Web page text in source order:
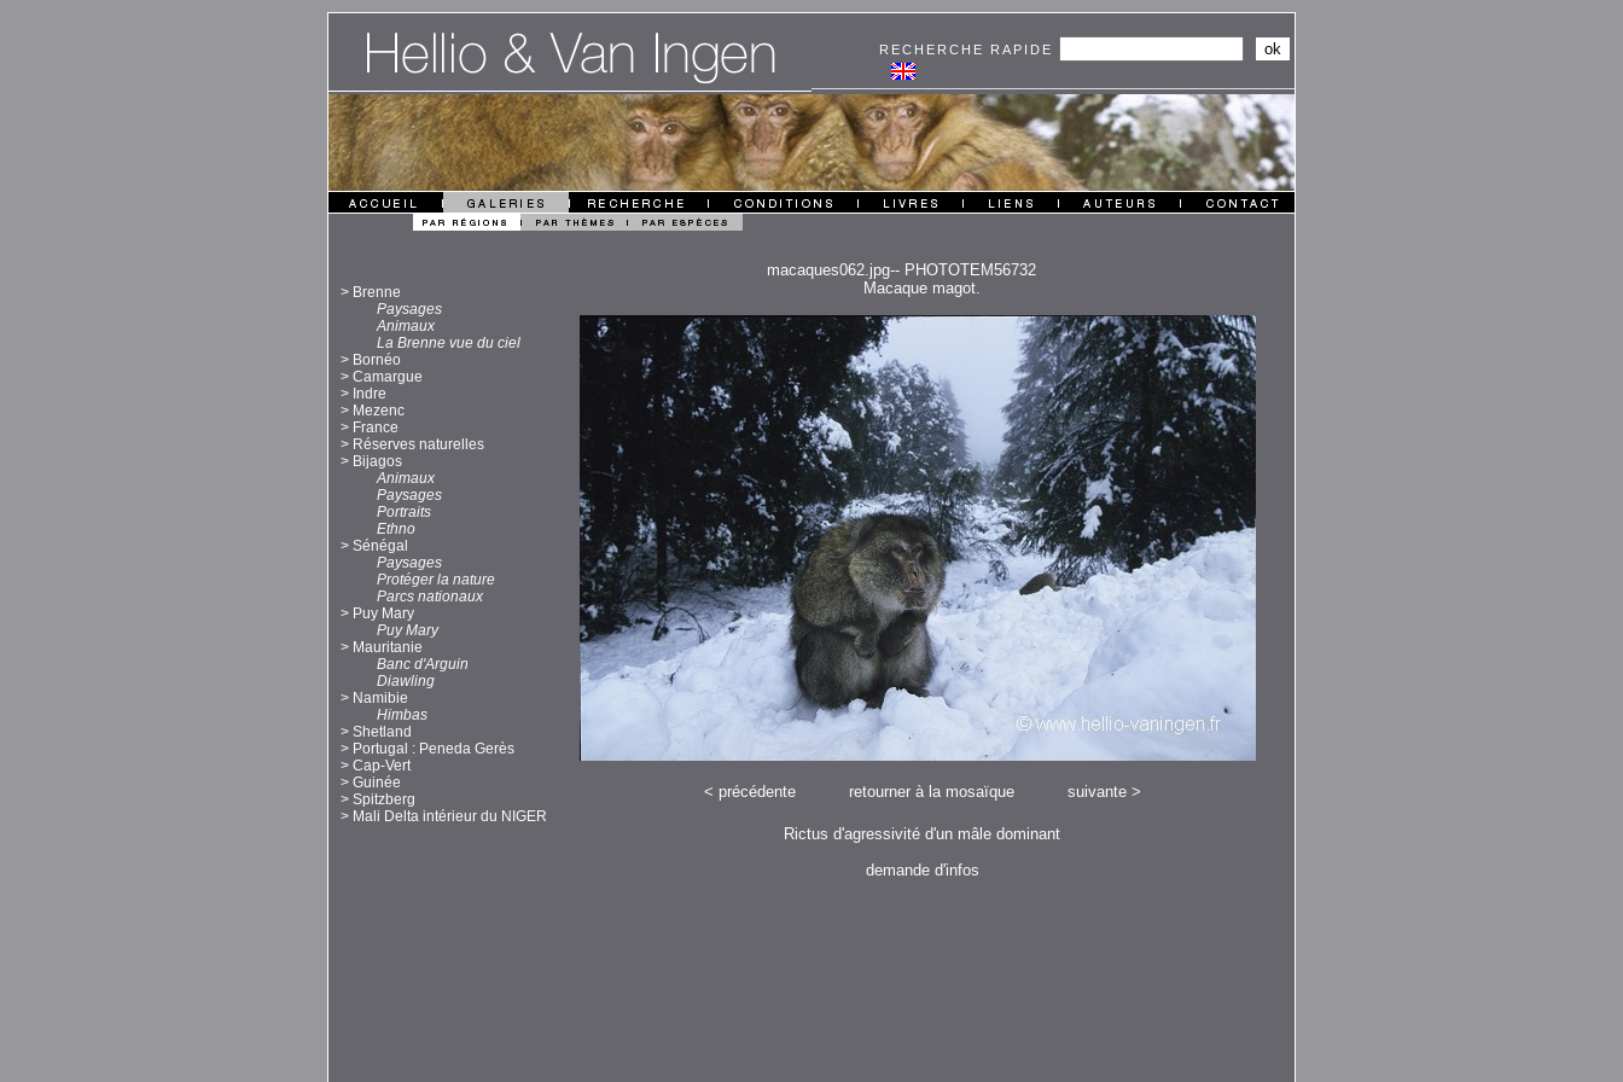
RECHERCHE RAPIDE
macaques062.jpg-- PHOTOTEM56732
> Brenne
Paysages
Animaux
La Brenne vue du ciel
> Bornéo
> Camargue
> Indre
> Mezenc
> France
> Réserves naturelles
> Bijagos
Animaux
Paysages
Portraits
Ethno
> Sénégal
Paysages
Protéger la nature
Parcs nationaux
> Puy Mary
Puy Mary
> Mauritanie
Banc d'Arguin
Diawling
> Namibie
Himbas
> Shetland
> Portugal : Peneda Gerès
> Cap-Vert
> Guinée
> Spitzberg
> Mali Delta intérieur du NIGER
Macaque magot.
< précédente retourner à la mosaïque suivante>
Rictus d'agressivité d'un mâle dominant
demande d'infos